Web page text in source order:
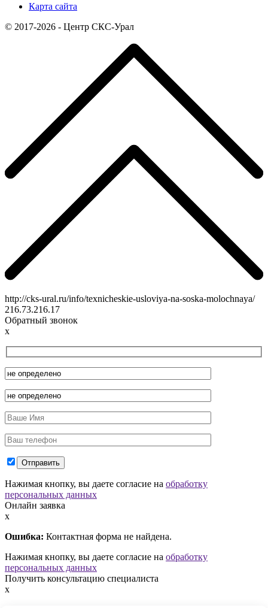
Карта сайта
© 2017-2026 - Центр СКС-Урал
http://cks-ural.ru/info/texnicheskie-usloviya-na-soska-molochnaya/
216.73.216.17
Обратный звонок
x
Нажимая кнопку, вы даете согласие на обработку
персональных данных
Онлайн заявка
x
Ошибка: Контактная форма не найдена.
Нажимая кнопку, вы даете согласие на обработку
персональных данных
Получить консультацию специалиста
x